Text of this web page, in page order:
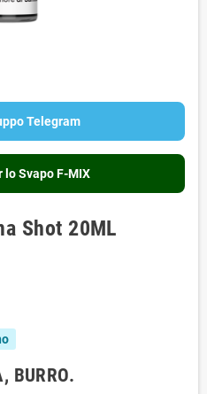
Telegram
lo Svapo F-MIX
Shot 20ML
BURRO.